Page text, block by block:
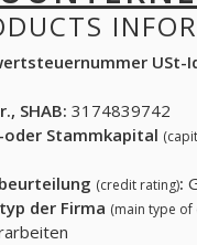
USt-
SHAB: 3174839742
oder Stammkapital
(credit rating):
der Firma (main type of